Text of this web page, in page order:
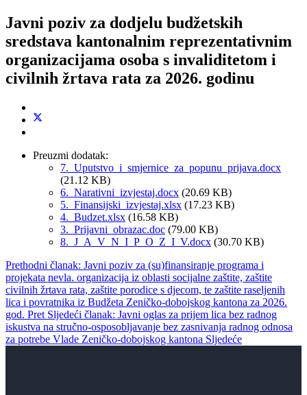
Javni poziv za dodjelu budžetskih
sredstava kantonalnim reprezentativnim
organizacijama osoba s invaliditetom i
civilnih žrtava rata za 2026. godinu
Preuzmi dodatak:
7._Uputstvo_i_smjernice_za_popunu_prijava.docx
(21.12 KB)
6._Narativni_izvjestaj.docx (20.69 KB)
5._Finansijski_izvjestaj.xlsx (17.23 KB)
4._Budzet.xlsx (16.58 KB)
3._Prijavni_obrazac.doc (79.00 KB)
8._J_A_V_N_I_P_O_Z_I_V.docx (30.70 KB)
Prethodni članak: Javni poziv za (su)finansiranje programa i
projekata nevla. organizacija iz oblasti socijalne zaštite, zaštite
civilnih žrtava rata, zaštite porodice s djecom, te zaštite raseljenih
lica i povratnika iz Budžeta Zeničko-dobojskog kantona za 2026.
god. Pret Sljedeći članak: Javni oglas za prijem lica bez radnog
iskustva na stručno-osposobljavanje bez zasnivanja radnog odnosa
za potrebe Vlade Zeničko-dobojskog kantona Sljedeće